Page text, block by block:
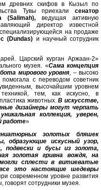
древних скифов в Кызыл по
Тувы приехали сенатор
(Salimah), ведущая активную
директор известной
на продаже
(Dundas) и научный сотрудник
Царский курган Аржаан-2»
музея. «Сама концепция
мирового уровня, – высоко
с переводом советник
высочайшим уровнем
тем, как искусно, в
животных.В искусстве,
дизайнеры могут черпать
коллекция, уверен,
работе»
золотых бляшек
образующие искусный узор,
подвески и бусы из золота,
золотая гривна вождя, на
сплести в витиеватые
это настоящие шедевры
современном уровне развития
говорят сотрудники музея.